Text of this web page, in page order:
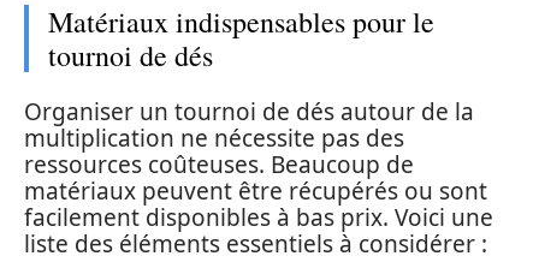
Matériaux indispensables pour le
tournoi de dés
Organiser un tournoi de dés autour de la
multiplication ne nécessite pas des
ressources coûteuses. Beaucoup de
matériaux peuvent être récupérés ou sont
facilement disponibles à bas prix. Voici une
liste des éléments essentiels à considérer :